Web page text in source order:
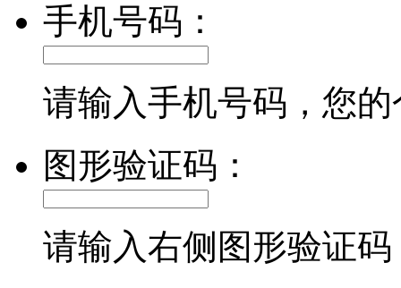
手机号码：
请输入手机号码，您
图形验证码：
请输入右侧图形验证码